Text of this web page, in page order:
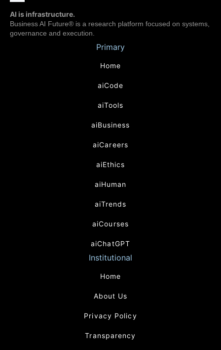
AI is infrastructure.
Business AI Future® is a research platform focused on systems,
governance and execution.
Primary
Home
aiCode
aiTools
aiBusiness
aiCareers
aiEthics
aiHuman
aiTrends
aiCourses
aiChatGPT
Institutional
Home
About Us
Privacy Policy
Transparency